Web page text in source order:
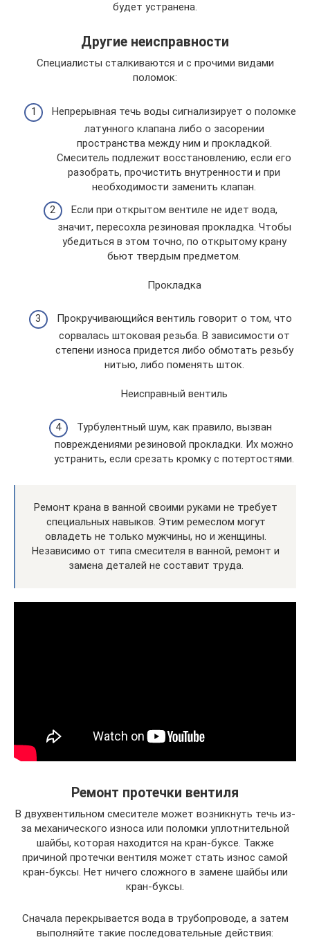
будет устранена.
Другие неисправности
Специалисты сталкиваются и с прочими видами
поломок:
Непрерывная течь воды сигнализирует о поломке
латунного клапана либо о засорении
пространства между ним и прокладкой.
Смеситель подлежит восстановлению, если его
разобрать, прочистить внутренности и при
необходимости заменить клапан.
Если при открытом вентиле не идет вода,
значит, пересохла резиновая прокладка. Чтобы
убедиться в этом точно, по открытому крану
бьют твердым предметом.
Прокладка
Прокручивающийся вентиль говорит о том, что
сорвалась штоковая резьба. В зависимости от
степени износа придется либо обмотать резьбу
нитью, либо поменять шток.
Неисправный вентиль
Турбулентный шум, как правило, вызван
повреждениями резиновой прокладки. Их можно
устранить, если срезать кромку с потертостями.
Ремонт крана в ванной своими руками не требует
специальных навыков. Этим ремеслом могут
овладеть не только мужчины, но и женщины.
Независимо от типа смесителя в ванной, ремонт и
замена деталей не составит труда.
Ремонт протечки вентиля
В двухвентильном смесителе может возникнуть течь из-
за механического износа или поломки уплотнительной
шайбы, которая находится на кран-буксе. Также
причиной протечки вентиля может стать износ самой
кран-буксы. Нет ничего сложного в замене шайбы или
кран-буксы.
Сначала перекрывается вода в трубопроводе, а затем
выполняйте такие последовательные действия: